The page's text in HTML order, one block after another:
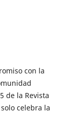
con la
de la Revista
celebra la